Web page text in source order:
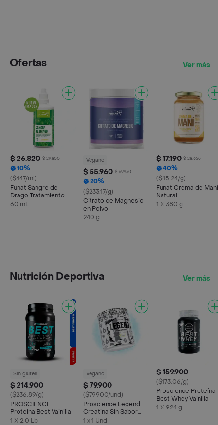
Ofertas Ver más
$ 26.820 $ 29.800
10%
($447/ml)
Funat Sangre de
Drago Tratamiento
Ulceras
60 mL
Vegano
$ 55.960 $ 69.950
20%
($233.17/g)
Citrato de Magnesio
en Polvo
240 g
$ 17.190 $ 28.650
40%
($45.24/g)
Funat Crema de Maní
Natural
1 X 380 g
Nutrición Deportiva Ver más
Sin gluten
$ 214.900
($236.89/g)
PROSCIENCE
Proteina Best Vainilla
1 X 2.0 Lb
Vegano
$ 79.900
($79900/und)
Proscience Legend
Creatina Sin Sabor
Creapure
1 x 1 Und
$ 159.900
($173.06/g)
Proscience Proteína
Best Whey Vainilla
1 X 924 g